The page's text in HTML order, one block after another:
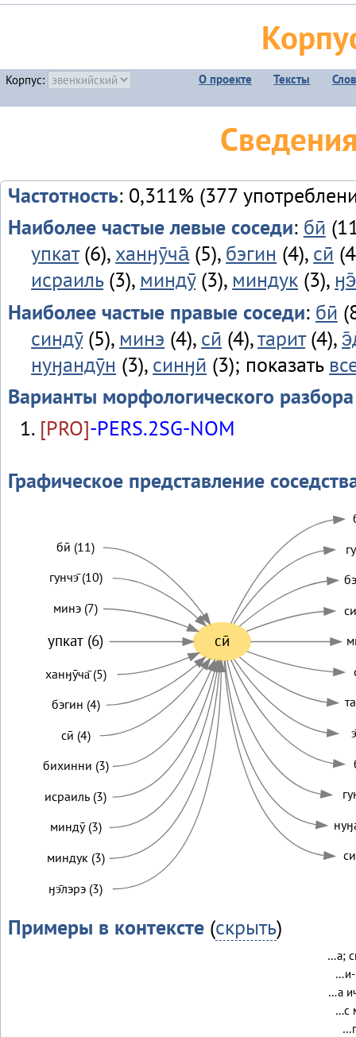
Корпус: О проекте Тексты
Частотность: 0,311% (377
Наиболее частые левые соседи: бӣ
упкат(6), ханӈӯча̄(5), бэгин (4), сӣ
исраиль(3), миндӯ(3), миндук (3),
Наиболее частые правые соседи: бӣ
синдӯ(5), минэ (4), сӣ (4),тарит(4),
нуӈандӯн (3), синӈӣ (3); показать
Варианты морфологического разбора
[PRO]-PERS.2SG-NOM
Графическое представление
сӣ
бӣ (11)
гунчэ̄ (10)
минэ (7)
упкат (6)
ханӈӯча̄ (5)
бэгин (4)
сӣ (4)
бихинни (3)
исраиль (3)
миндӯ (3)
миндук (3)
ӈэ̄лэрэ (3)
Примеры в контексте(скрыть)
…а;
…и-
…а
…с